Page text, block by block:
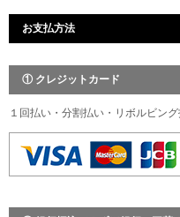
お支払方法
① クレジットカード
１回払い・分割払い・リボルビン